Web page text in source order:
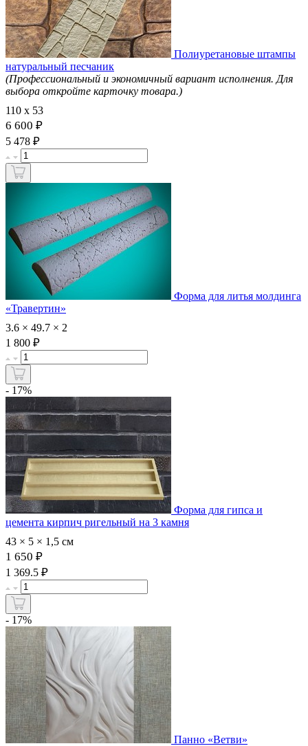
Полиуретановые штампы
натуральный песчаник
(Профессиональный и экономичный вариант исполнения. Для
выбора откройте карточку товара.)
110 х 53
6 600 ₽
5 478 ₽
Форма для литья молдинга
«Травертин»
3.6 × 49.7 × 2
1 800 ₽
- 17%
Форма для гипса и
цемента кирпич ригельный на 3 камня
43 × 5 × 1,5 см
1 650 ₽
1 369.5 ₽
- 17%
Панно «Ветви»